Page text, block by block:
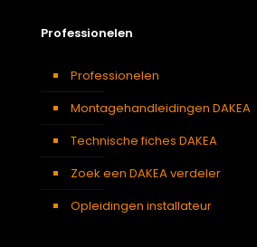
Professionelen
Professionelen
Montagehandleidingen DAKEA
Technische fiches DAKEA
Zoek een DAKEA verdeler
Opleidingen installateur